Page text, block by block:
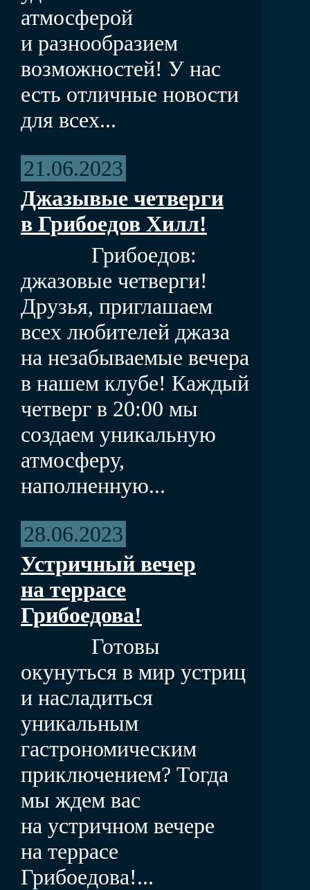
атмосферой
и разнообразием
возможностей! У нас
есть отличные новости
для всех...
21.06.2023
Джазывые четверги
в Грибоедов Хилл!
Грибоедов:
джазовые четверги!
Друзья, приглашаем
всех любителей джаза
на незабываемые вечера
в нашем клубе! Каждый
четверг в 20:00 мы
создаем уникальную
атмосферу,
наполненную...
28.06.2023
Устричный вечер
на террасе
Грибоедова!
Готовы
окунуться в мир устриц
и насладиться
уникальным
гастрономическим
приключением? Тогда
мы ждем вас
на устричном вечере
на террасе
Грибоедова!...